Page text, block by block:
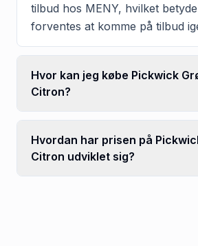
tilbud hos MENY, hvilket
forventes at komme på tilbud
Hvor kan jeg købe Pickwick
Citron?
Hvordan har prisen på
Citron udviklet sig?